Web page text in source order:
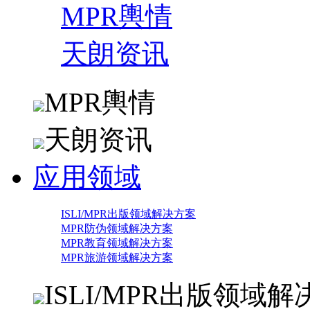
MPR輿情
天朗资讯
MPR輿情
天朗资讯
应用领域
ISLI/MPR出版领域解决方案
MPR防伪领域解决方案
MPR教育领域解决方案
MPR旅游领域解决方案
ISLI/MPR出版领域解